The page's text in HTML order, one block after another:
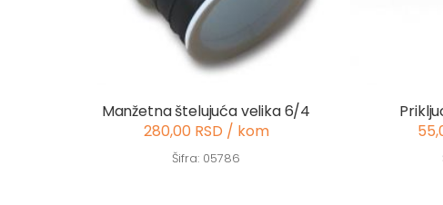
Manžetna štelujuća velika 6/4
280,00 RSD / kom
Šifra: 05786